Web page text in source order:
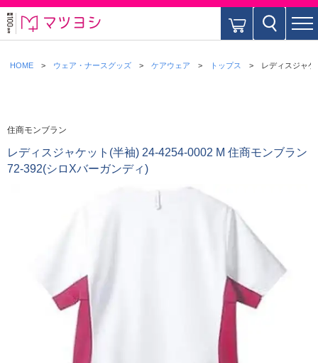
HOME ウェア・ナースグッズ ケアウェア トップス レディスジャ
住商モンブラン
レディスジャケット(半袖) 24-4254-0002 M 住商モンブラン
72-392(シロXバーガンディ)